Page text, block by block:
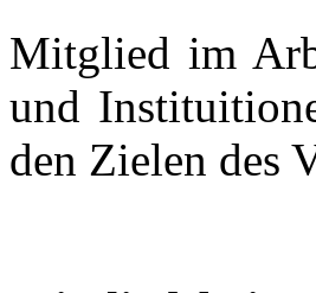
Mitglied im
und
den Zielen des